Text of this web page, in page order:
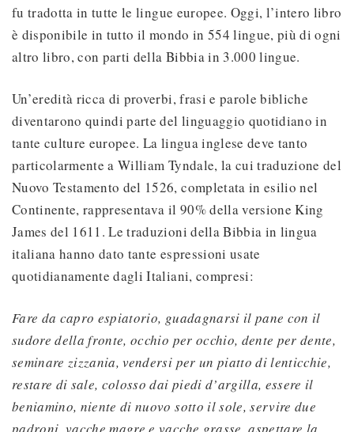
fu tradotta in tutte le lingue europee. Oggi, l’intero libro
è disponibile in tutto il mondo in 554 lingue, più di ogni
altro libro, con parti della Bibbia in 3.000 lingue.
Un’eredità ricca di proverbi, frasi e parole bibliche
diventarono quindi parte del linguaggio quotidiano in
tante culture europee. La lingua inglese deve tanto
particolarmente a William Tyndale, la cui traduzione del
Nuovo Testamento del 1526, completata in esilio nel
Continente, rappresentava il 90% della versione King
James del 1611. Le traduzioni della Bibbia in lingua
italiana hanno dato tante espressioni usate
quotidianamente dagli Italiani, compresi:
Fare da capro espiatorio, guadagnarsi il pane con il
sudore della fronte, occhio per occhio, dente per dente,
seminare zizzania, vendersi per un piatto di lenticchie,
restare di sale, colosso dai piedi d’argilla, essere il
beniamino, niente di nuovo sotto il sole, servire due
padroni, vacche magre e vacche grasse, aspettare la